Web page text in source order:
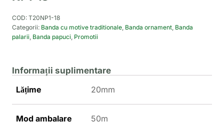
COD: T20NP1-18
Categorii: Banda cu motive traditionale Banda ornament Banda
palarii Banda papuci Promotii
Informații suplimentare
Lățime
20mm
Mod ambalare 50m